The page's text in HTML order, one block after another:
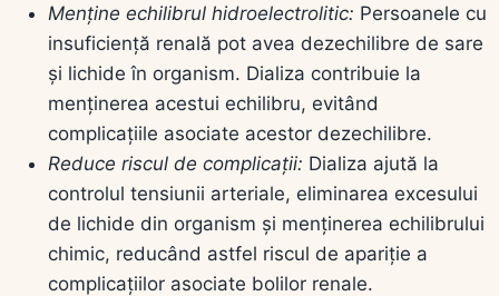
Menține echilibrul hidroelectrolitic: Persoanele cu
insuficiență renală pot avea dezechilibre de sare
și lichide în organism. Dializa contribuie la
menținerea acestui echilibru, evitând
complicațiile asociate acestor dezechilibre.
Reduce riscul de complicații: Dializa ajută la
controlul tensiunii arteriale, eliminarea excesului
de lichide din organism și menținerea echilibrului
chimic, reducând astfel riscul de apariție a
complicațiilor asociate bolilor renale.